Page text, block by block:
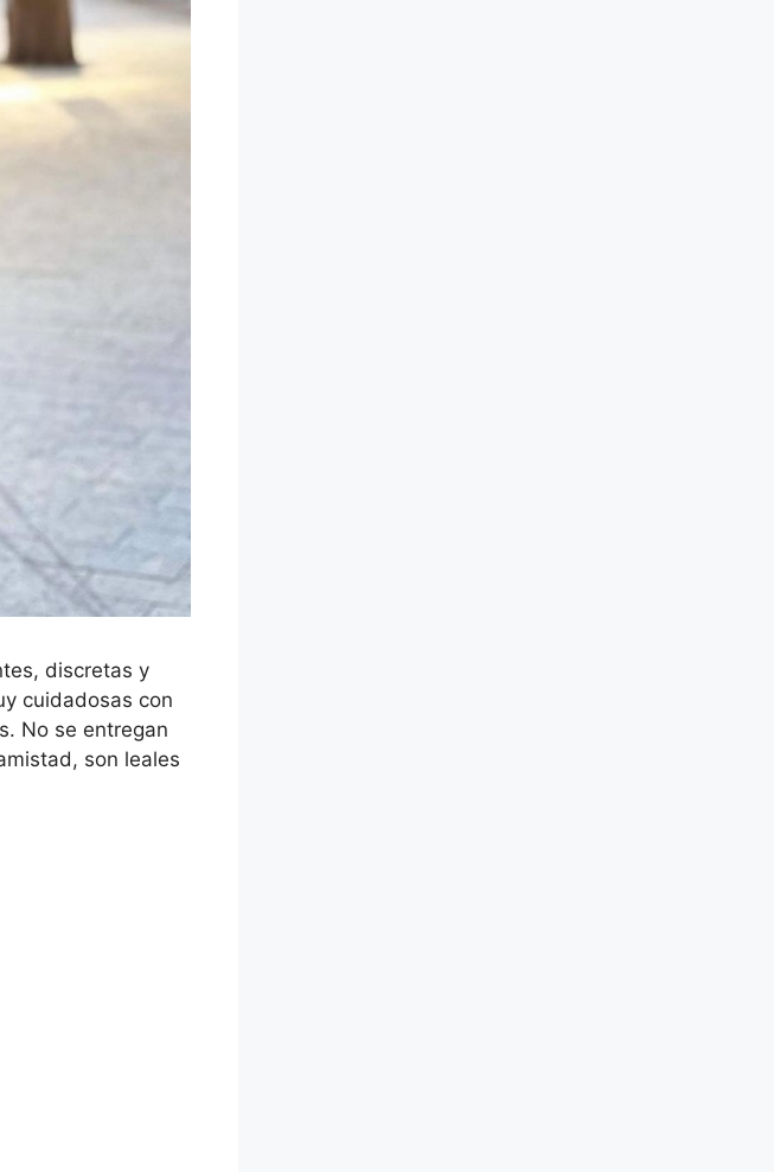
discretas y
cuidadosas con
No se entregan
son leales